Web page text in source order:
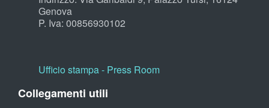
Genova
P. Iva: 00856930102
Ufficio stampa - Press Room
Collegamenti utili